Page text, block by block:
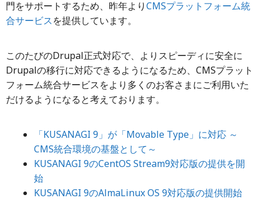
門をサポートするため、昨年よりCMSプラットフォーム統
合サービスを提供しています。
このたびのDrupal正式対応で、よりスピーディに安全に
Drupalの移行に対応できるようになるため、CMSプラット
フォーム統合サービスをより多くのお客さまにご利用いた
だけるようになると考えております。
「KUSANAGI 9」が「Movable Type」に対応 ～
CMS統合環境の基盤として～
KUSANAGI 9のCentOS Stream9対応版の提供を開
始
KUSANAGI 9のAlmaLinux OS 9対応版の提供開始